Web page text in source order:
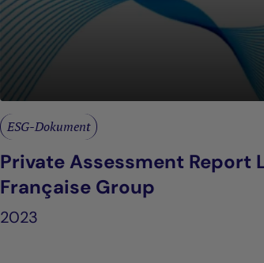
ESG-Dokument
Private Assessment Report
Française Group
2023